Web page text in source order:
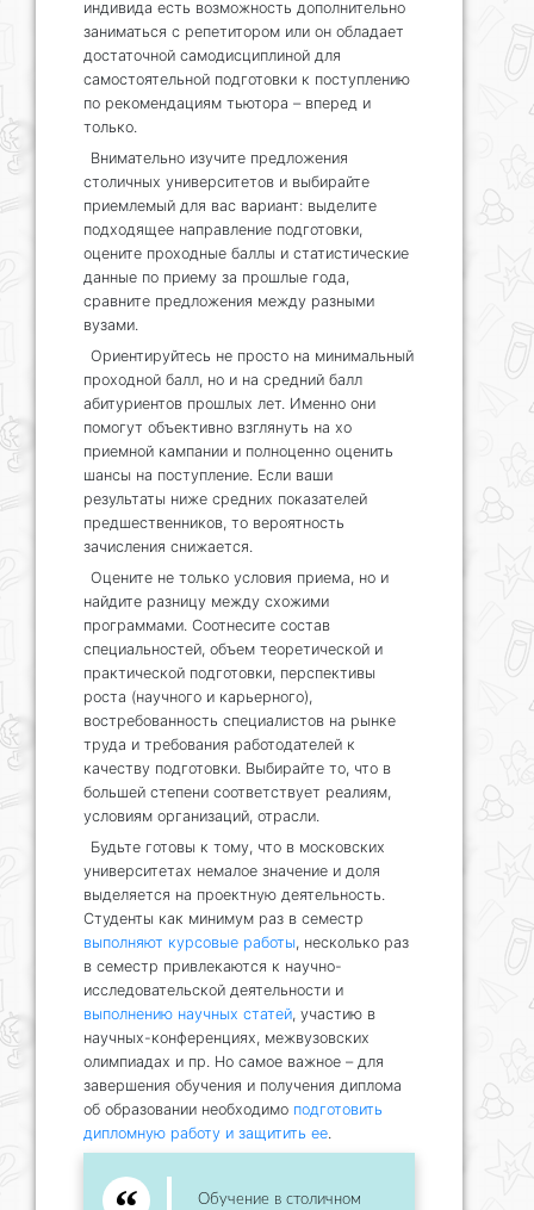
индивида есть возможность дополнительно
заниматься с репетитором или он обладает
достаточной самодисциплиной для
самостоятельной подготовки к поступлению
по рекомендациям тьютора – вперед и
только.
Внимательно изучите предложения
столичных университетов и выбирайте
приемлемый для вас вариант: выделите
подходящее направление подготовки,
оцените проходные баллы и статистические
данные по приему за прошлые года,
сравните предложения между разными
вузами.
Ориентируйтесь не просто на минимальный
проходной балл, но и на средний балл
абитуриентов прошлых лет. Именно они
помогут объективно взглянуть на хо
приемной кампании и полноценно оценить
шансы на поступление. Если ваши
результаты ниже средних показателей
предшественников, то вероятность
зачисления снижается.
Оцените не только условия приема, но и
найдите разницу между схожими
программами. Соотнесите состав
специальностей, объем теоретической и
практической подготовки, перспективы
роста (научного и карьерного),
востребованность специалистов на рынке
труда и требования работодателей к
качеству подготовки. Выбирайте то, что в
большей степени соответствует реалиям,
условиям организаций, отрасли.
Будьте готовы к тому, что в московских
университетах немалое значение и доля
выделяется на проектную деятельность.
Студенты как минимум раз в семестр
выполняют курсовые работы, несколько раз
в семестр привлекаются к научно-
исследовательской деятельности и
выполнению научных статей, участию в
научных-конференциях, межвузовских
олимпиадах и пр. Но самое важное – для
завершения обучения и получения диплома
об образовании необходимо подготовить
дипломную работу и защитить ее.
Обучение в столичном